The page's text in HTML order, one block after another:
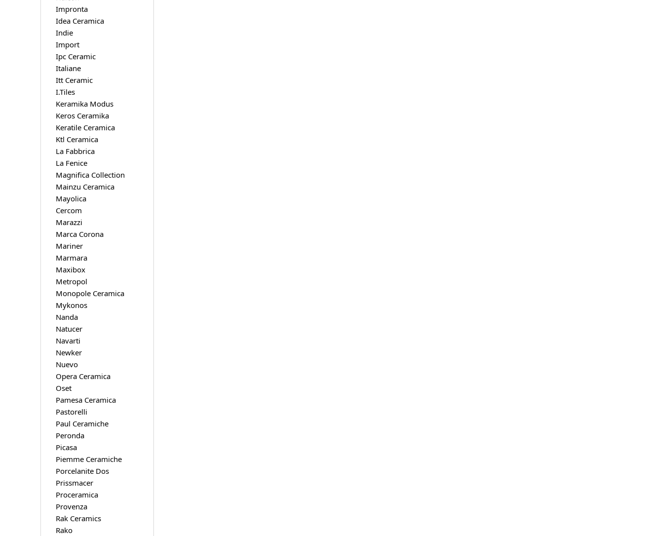
Impronta
Idea Ceramica
Indie
Import
Ipc Ceramic
Italiane
Itt Ceramic
I.Tiles
Keramika Modus
Keros Ceramika
Keratile Ceramica
Ktl Ceramica
La Fabbrica
La Fenice
Magnifica Collection
Mainzu Ceramica
Mayolica
Cercom
Marazzi
Marca Corona
Mariner
Marmara
Maxibox
Metropol
Monopole Ceramica
Mykonos
Nanda
Natucer
Navarti
Newker
Nuevo
Opera Ceramica
Oset
Pamesa Ceramica
Pastorelli
Paul Ceramiche
Peronda
Picasa
Piemme Ceramiche
Porcelanite Dos
Prissmacer
Proceramica
Provenza
Rak Ceramics
Rako